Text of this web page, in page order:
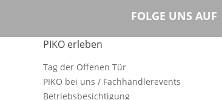
FOLGE UNS AUF
PIKO erleben
Tag der Offenen Tür
PIKO bei uns / Fachhändlerevents
Betriebsbesichtigung